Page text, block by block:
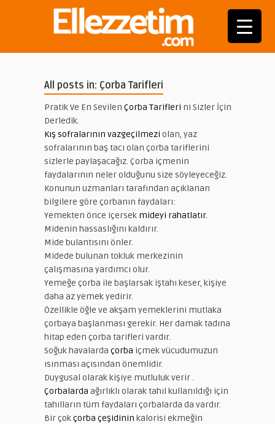
All posts in: Çorba Tarifleri
Pratik Ve En Sevilen Çorba Tarifleri ni Sizler İçin
Derledik.
Kış sofralarının vazgeçilmezi olan, yaz
sofralarının baş tacı olan çorba tariflerini
sizlerle paylaşacağız. Çorba içmenin
faydalarının neler olduğunu size söyleyeceğiz.
Konunun uzmanları tarafından açıklanan
bilgilere göre çorbanın faydaları:
Yemekten önce içersek mideyi rahatlatır.
Midenin hassaslığını kaldırır.
Mide bulantısını önler.
Midede bulunan tokluk merkezinin
çalışmasına yardımcı olur.
Yemeğe çorba ile başlarsak iştahı keser, kişiye
daha az yemek yedirir.
Özellikle öğle ve akşam yemeklerini mutlaka
çorbaya başlanması gerekir. Her damak tadına
hitap eden çorba tarifleri vardır.
Soğuk havalarda çorba içmek vücudumuzun
ısınması açısından önemlidir.
Duygusal olarak kişiye mutluluk verir .
Çorbalarda ağırlıklı olarak tahıl kullanıldığı için
tahılların tüm faydaları çorbalarda da vardır.
Bir çokçorba çeşidinin kalorisi ekmeğin